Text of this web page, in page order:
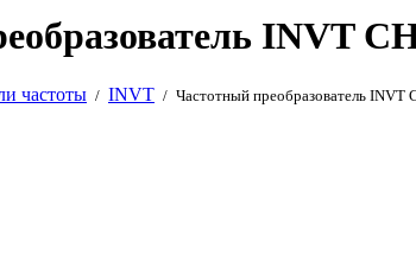
INVT
частоты / INVT / Частотный преобразователь INVT